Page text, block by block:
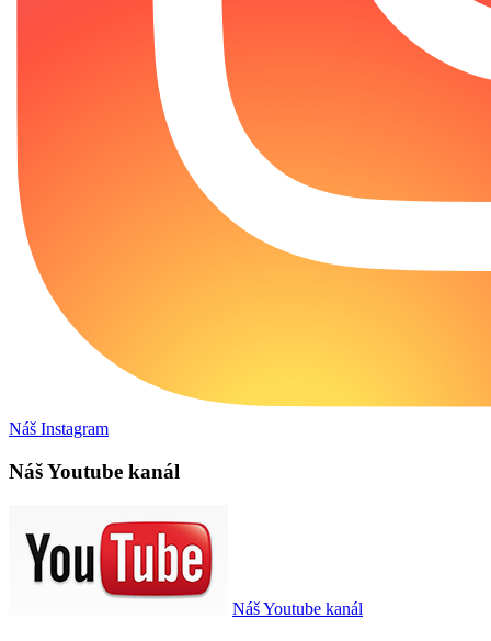
Náš Instagram
Náš Youtube kanál
Náš Youtube kanál